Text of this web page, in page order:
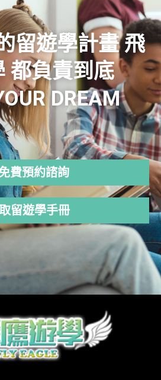
留遊學計畫 飛
都負責到底
DREAM
費預約諮詢
留遊學手冊